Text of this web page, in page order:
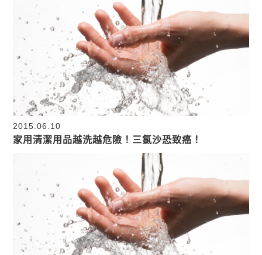
2015.06.10
家用清潔用品越洗越危險！三氯沙恐致癌！